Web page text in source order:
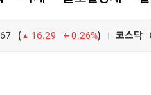
( 16.29 0.26%) 코스닥